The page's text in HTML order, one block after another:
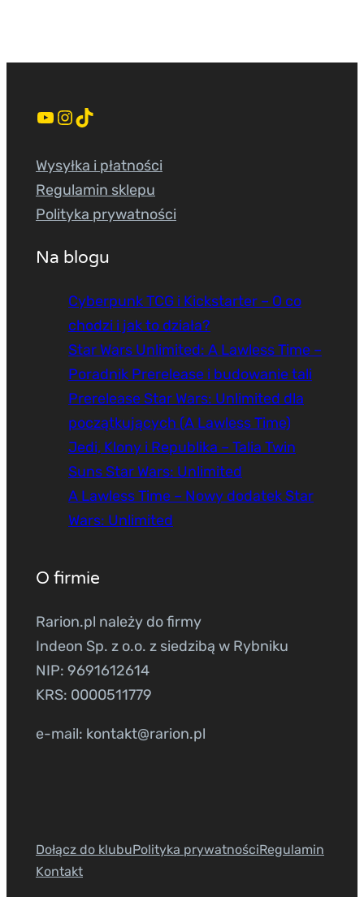
YouTube InstagramTikTok
Wysyłka i płatności
Regulamin sklepu
Polityka prywatności
Na blogu
Cyberpunk TCG i Kickstarter – O co
chodzi i jak to działa?
Star Wars Unlimited: A Lawless Time –
Poradnik Prerelease i budowanie tali
Prerelease Star Wars: Unlimited dla
początkujących (A Lawless Time)
Jedi, Klony i Republika – Talia Twin
Suns Star Wars: Unlimited
A Lawless Time – Nowy dodatek Star
Wars: Unlimited
O firmie
Rarion.pl należy do firmy
Indeon Sp. z o.o. z siedzibą w Rybniku
NIP: 9691612614
KRS: 0000511779
e-mail: kontakt@rarion.pl
Dołącz do klubuPolityka prywatnościRegulamin
Kontakt